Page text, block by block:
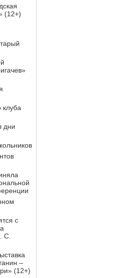
(12+)
клуба
дни
с
С.
–
(12+)